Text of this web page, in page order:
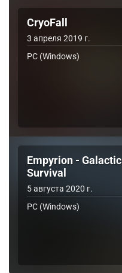
CryoFall
3 апреля 2019 г.
PC (Windows)
Empyrion - Galactic
Survival
5 августа 2020 г.
PC (Windows)